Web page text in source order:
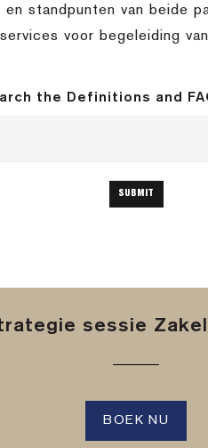
standpunten van beide
voor begeleiding
the Definitions and
sessie
BOEK NU